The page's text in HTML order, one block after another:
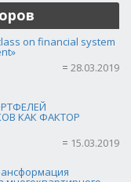
on financial system
28.03.2019
КАК ФАКТОР
15.03.2019